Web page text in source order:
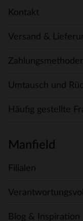
Kontakt
Versand &
Umtausch und
Häufig gestellte
Manfield
Filialen
Blog & Inspiration